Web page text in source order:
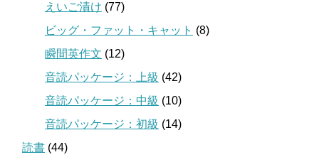
えいご漬け (77)
ビッグ・ファット・キャット (8)
瞬間英作文 (12)
音読パッケージ：上級 (42)
音読パッケージ：中級 (10)
音読パッケージ：初級 (14)
読書 (44)